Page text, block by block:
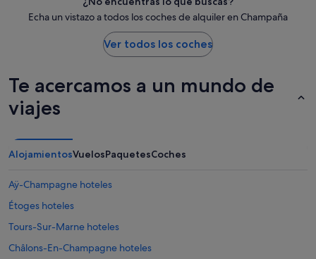
Echa un vistazo a todos los coches de alquiler en Champaña
Ver todos los coches
Te acercamos a un mundo de
viajes
AlojamientosVuelosPaquetesCoches
Aÿ-Champagne hoteles
Étoges hoteles
Tours-Sur-Marne hoteles
Châlons-En-Champagne hoteles